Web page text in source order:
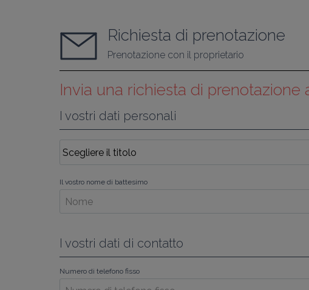
Richiesta di prenotazione
Prenotazione con il proprietario
Invia una richiesta di prenotazione
I vostri dati personali
Il vostro nome di battesimo
I vostri dati di contatto
Numero di telefono fisso